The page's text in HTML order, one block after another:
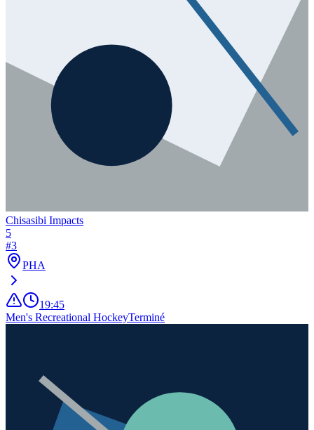
Chisasibi Impacts
5
#3
PHA
19:45
Men's Recreational HockeyTerminé